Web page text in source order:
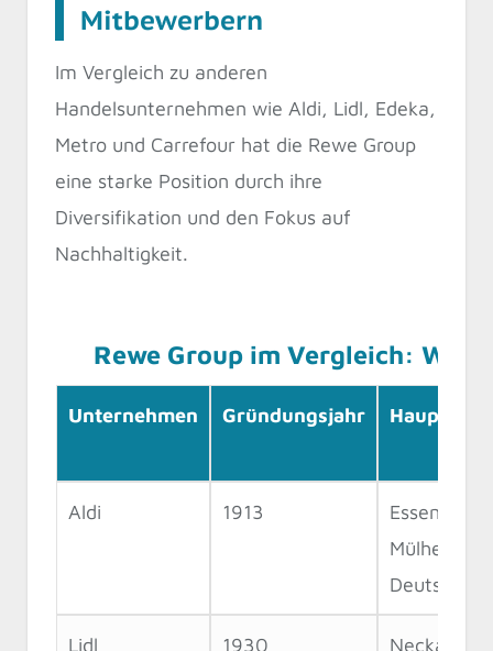
Mitbewerbern
Im Vergleich zu anderen
Handelsunternehmen wie Aldi, Lidl, Edeka,
Metro und Carrefour hat die Rewe Group
eine starke Position durch ihre
Diversifikation und den Fokus auf
Nachhaltigkeit.
Rewe Group im Vergleich: Wie
Unternehmen Gründungsjahr Hauptsitz
Aldi 1913
Essen &
Mülheim,
Lidl 1930